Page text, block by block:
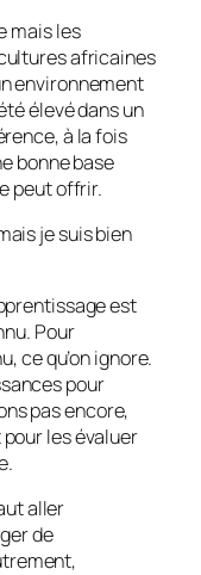
mais les
africaines
environnement
élevé dans un
à la fois
bonne base
peut offrir.
je suis bien
est
Pour
ce qu’on ignore.
pour
pas encore,
les évaluer
aller
de